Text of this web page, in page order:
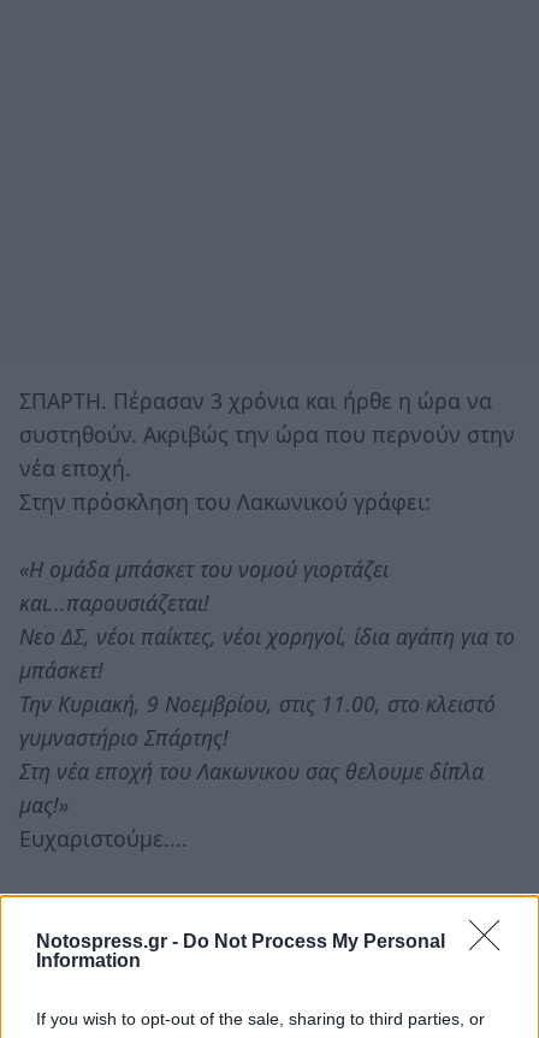
Notospress.gr - Do Not Process My Personal
Information
If you wish to opt-out of the sale, sharing to third parties, or
ΣΠΑΡΤΗ. Πέρασαν 3 χρόνια και ήρθε η ώρα να
συστηθούν. Ακριβώς την ώρα που περνούν στην
νέα εποχή.
Στην πρόσκληση του Λακωνικού γράφει:
«Η ομάδα μπάσκετ του νομού γιορτάζει
και...παρουσιάζεται!
Νεο ΔΣ, νέοι παίκτες, νέοι χορηγοί, ίδια αγάπη για το
μπάσκετ!
Την Κυριακή, 9 Νοεμβρίου, στις 11.00, στο κλειστό
γυμναστήριο Σπάρτης!
Στη νέα εποχή του Λακωνικου σας θελουμε δίπλα
μας!»
Ευχαριστούμε....